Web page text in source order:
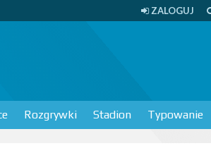
ZALOGUJ
Rozgrywki Stadion Typowanie